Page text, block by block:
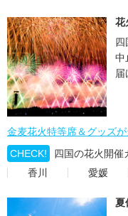
花
四
中
届
金麦花火特等席＆グッズ
CHECK!
四国の花火開催
香川
愛媛
夏